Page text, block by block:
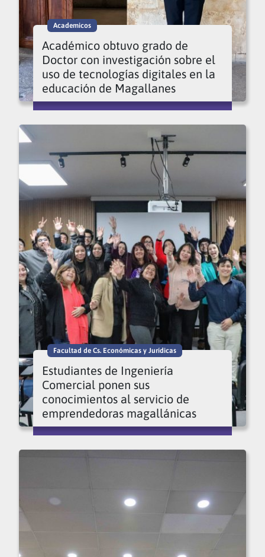
Academicos
Académico obtuvo grado de
Doctor con investigación sobre el
uso de tecnologías digitales en la
educación de Magallanes
Facultad de Cs. Económicas y Jurídicas
Estudiantes de Ingeniería
Comercial ponen sus
conocimientos al servicio de
emprendedoras magallánicas